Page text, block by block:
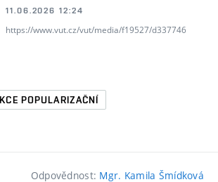
11.06.2026 12:24
https://www.vut.cz/vut/media/f19527/d337746
POPULARIZAČNÍ
Odpovědnost: Mgr. Kamila Šmídková